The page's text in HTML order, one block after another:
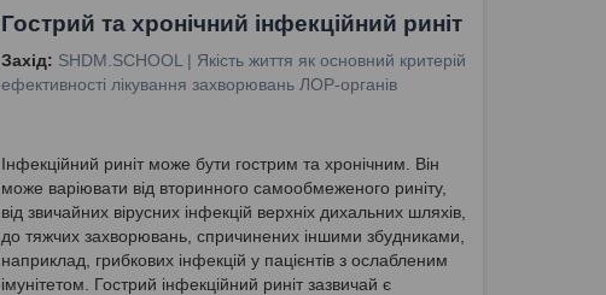
Гострий та хронічний інфекційний риніт
Захід: SHDM.SCHOOL | Якість життя як основний критерій
ефективності лікування захворювань ЛОР-органів
Інфекційний риніт може бути гострим та хронічним. Він
може варіювати від вторинного самообмеженого риніту,
від звичайних вірусних інфекцій верхніх дихальних шляхів,
до тяжчих захворювань, спричинених іншими збудниками,
наприклад, грибкових інфекцій у пацієнтів з ослабленим
імунітетом. Гострий інфекційний риніт зазвичай є